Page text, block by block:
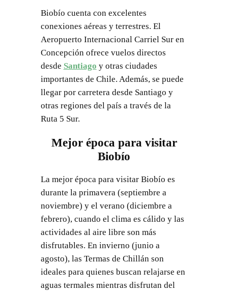
Biobío cuenta con excelentes
conexiones aéreas y terrestres. El
Aeropuerto Internacional Carriel Sur en
Concepción ofrece vuelos directos
desde Santiago y otras ciudades
importantes de Chile. Además, se puede
llegar por carretera desde Santiago y
otras regiones del país a través de la
Ruta 5 Sur.
Mejor época para visitar
Biobío
La mejor época para visitar Biobío es
durante la primavera (septiembre a
noviembre) y el verano (diciembre a
febrero), cuando el clima es cálido y las
actividades al aire libre son más
disfrutables. En invierno (junio a
agosto), las Termas de Chillán son
ideales para quienes buscan relajarse en
aguas termales mientras disfrutan del